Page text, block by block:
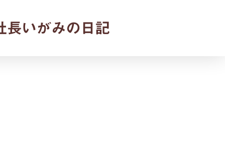
長いがみの日記